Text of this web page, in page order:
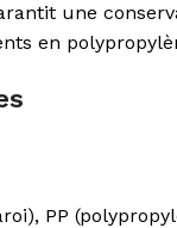
une
en
PP